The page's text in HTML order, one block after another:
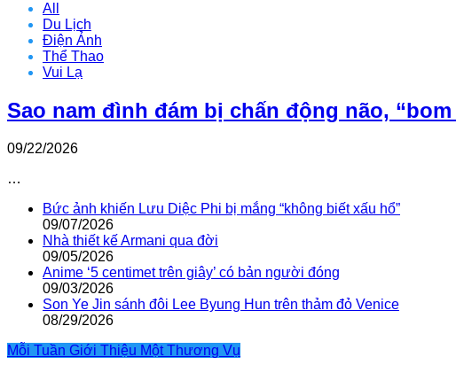
All
Du Lịch
Điện Ảnh
Thể Thao
Vui Lạ
Sao nam đình đám bị chấn động não,
09/22/2026
…
Bức ảnh khiến Lưu Diệc Phi bị mắng “không biết xấu hổ”
09/07/2026
Nhà thiết kế Armani qua đời
09/05/2026
Anime ‘5 centimet trên giây’ có bản người đóng
09/03/2026
Son Ye Jin sánh đôi Lee Byung Hun trên thảm đỏ Venice
08/29/2026
Mỗi Tuần Giới Thiệu Một Thương Vụ